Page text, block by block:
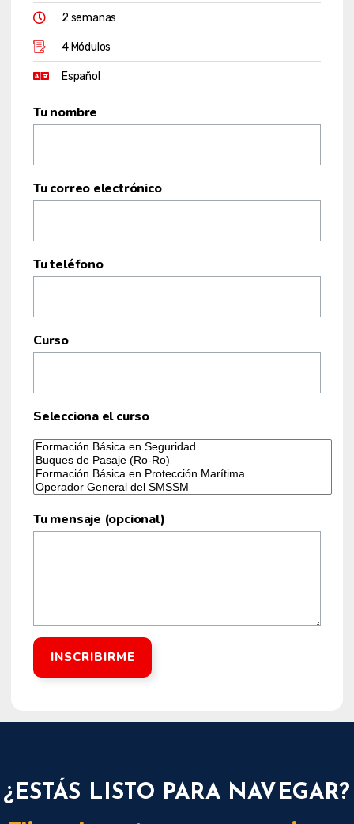
2 semanas
4 Módulos
Español
Tu nombre
Tu correo electrónico
Tu teléfono
Curso
Selecciona el curso
Tu mensaje (opcional)
¿ESTÁS LISTO PARA NAVEGAR?